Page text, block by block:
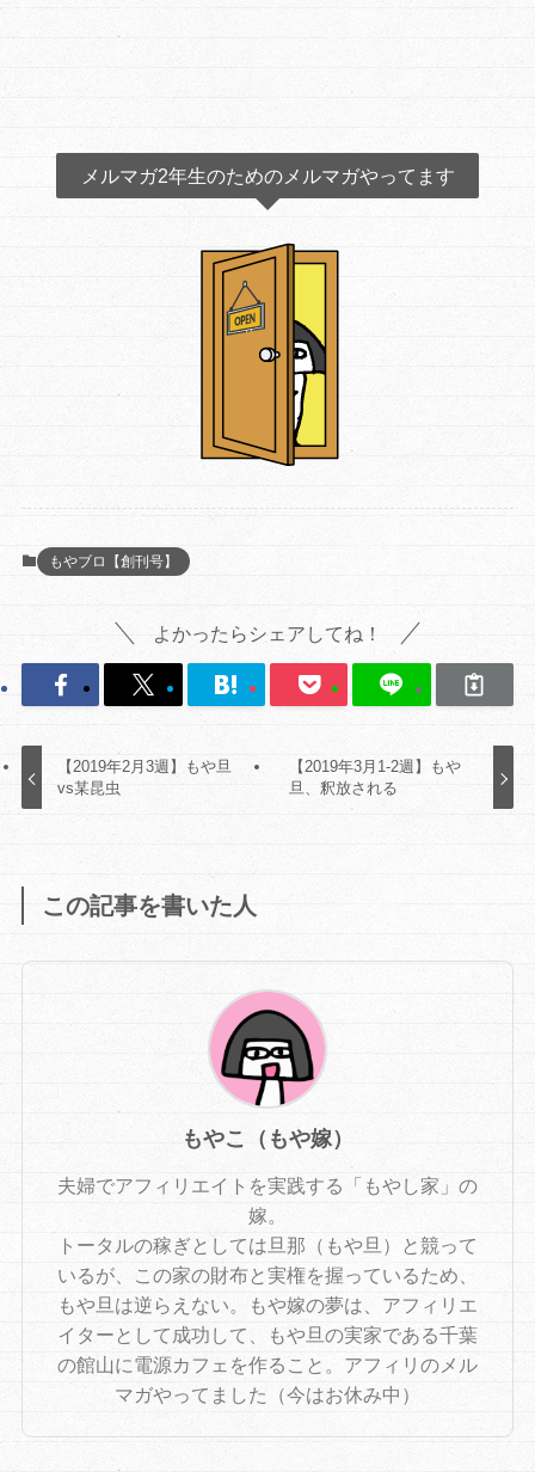
メルマガ2年生のためのメルマガやってます
もやブロ【創刊号】
よかったらシェアしてね！
【2019年2月3週】もや旦
vs某昆虫
【2019年3月1-2週】もや
旦、釈放される
この記事を書いた人
もやこ（もや嫁）
夫婦でアフィリエイトを実践する「もやし家」の
嫁。
トータルの稼ぎとしては旦那（もや旦）と競って
いるが、この家の財布と実権を握っているため、
もや旦は逆らえない。もや嫁の夢は、アフィリエ
イターとして成功して、もや旦の実家である千葉
の館山に電源カフェを作ること。アフィリのメル
マガやってました（今はお休み中）